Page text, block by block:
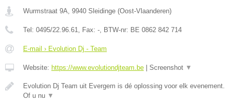
Wurmstraat 9A 9940 Sleidinge (Oost-Vlaanderen)
Tel: 0495/22.96.61 , Fax: - , BTW-nr: BE 0862 842 714
E-mail › Evolution Dj - Team
Website: https://www.evolutiondjteam.be Screenshot ▼
Evolution Dj Team uit Evergem is dé oplossing voor elk evenement.
Of u nu ▼